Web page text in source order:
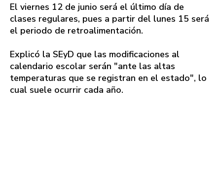
El viernes 12 de junio será el último día de
clases regulares, pues a partir del lunes 15 será
el periodo de retroalimentación.
Explicó la SEyD que las modificaciones al
calendario escolar serán "ante las altas
temperaturas que se registran en el estado", lo
cual suele ocurrir cada año.